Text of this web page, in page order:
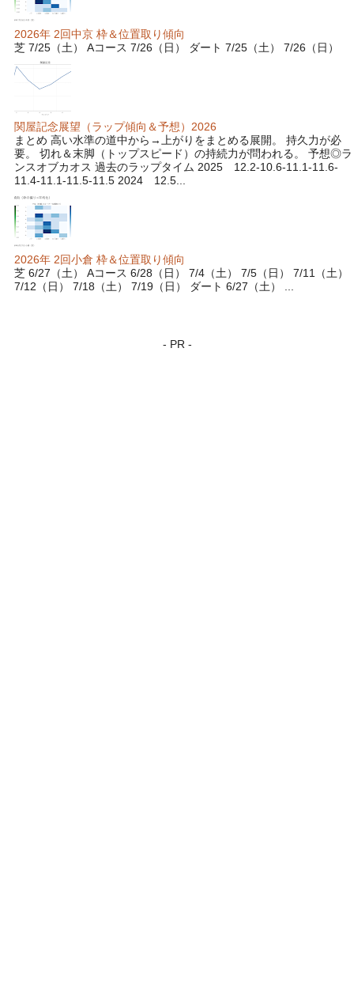
2026年 2回中京 枠＆位置取り傾向
芝 7/25（土） Aコース 7/26（日） ダート 7/25（土） 7/26（日）
関屋記念展望（ラップ傾向＆予想）2026
まとめ 高い水準の道中から→上がりをまとめる展開。 持久力が必
要。 切れ＆末脚（トップスピード）の持続力が問われる。 予想◎ラ
ンスオブカオス 過去のラップタイム 2025 12.2-10.6-11.1-11.6-
11.4-11.1-11.5-11.5 2024 12.5...
2026年 2回小倉 枠＆位置取り傾向
芝 6/27（土） Aコース 6/28（日） 7/4（土） 7/5（日） 7/11（土）
7/12（日） 7/18（土） 7/19（日） ダート 6/27（土） ...
- PR -